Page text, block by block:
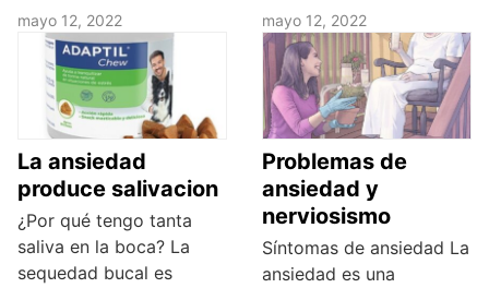
mayo 12, 2022
La ansiedad
produce salivacion
¿Por qué tengo tanta
saliva en la boca? La
sequedad bucal es
mayo 12, 2022
Problemas de
ansiedad y
nerviosismo
Síntomas de ansiedad La
ansiedad es una